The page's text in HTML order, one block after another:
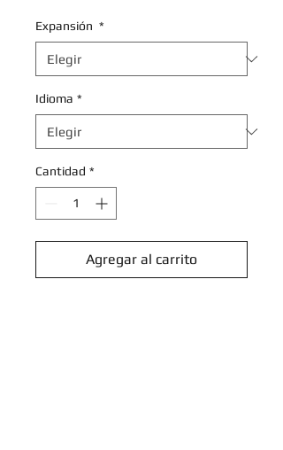
Expansión *
Idioma *
Cantidad *
Agregar al carrito